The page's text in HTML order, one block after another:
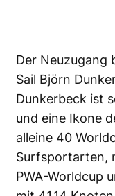
Der Neuzugang
Sail Björn
Dunkerbeck ist
und eine Ikone
alleine 40
Surfsportarten,
PWA-Worldcup